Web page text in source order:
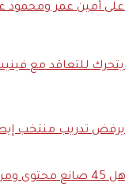
على أمين عمر ومحمود
يتحرك للتعاقد مع
يرفض تدريب منتخب
مؤمن الجندي يؤهل 45